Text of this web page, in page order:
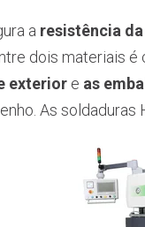
a resistência
dois materiais
exterior e as
As